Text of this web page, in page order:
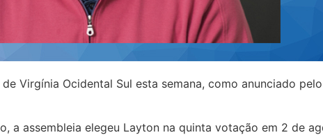
Virgínia Ocidental Sul esta semana, como anunciado
a assembleia elegeu Layton na quinta votação em 2 de